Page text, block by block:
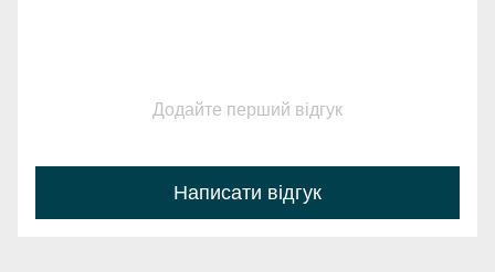
Додайте перший відгук
Написати відгук